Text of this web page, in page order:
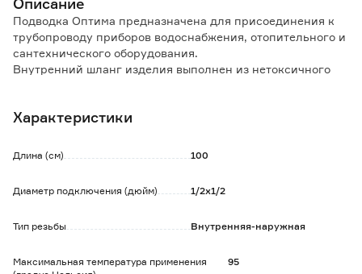
Подводка Оптима предназначена для присоединения к
трубопроводу приборов водоснабжения, отопительного и
сантехнического оборудования.
Внутренний шланг изделия выполнен из нетоксичного
полимера, что обеспечивает защиту от коррозии и
использовать бытовую химию рядом с подводкой без
Характеристики
Длина (см) 100
Диаметр подключения (дюйм) 1/2х1/2
Тип резьбы Внутренняя-наружная
Максимальная температура применения
95